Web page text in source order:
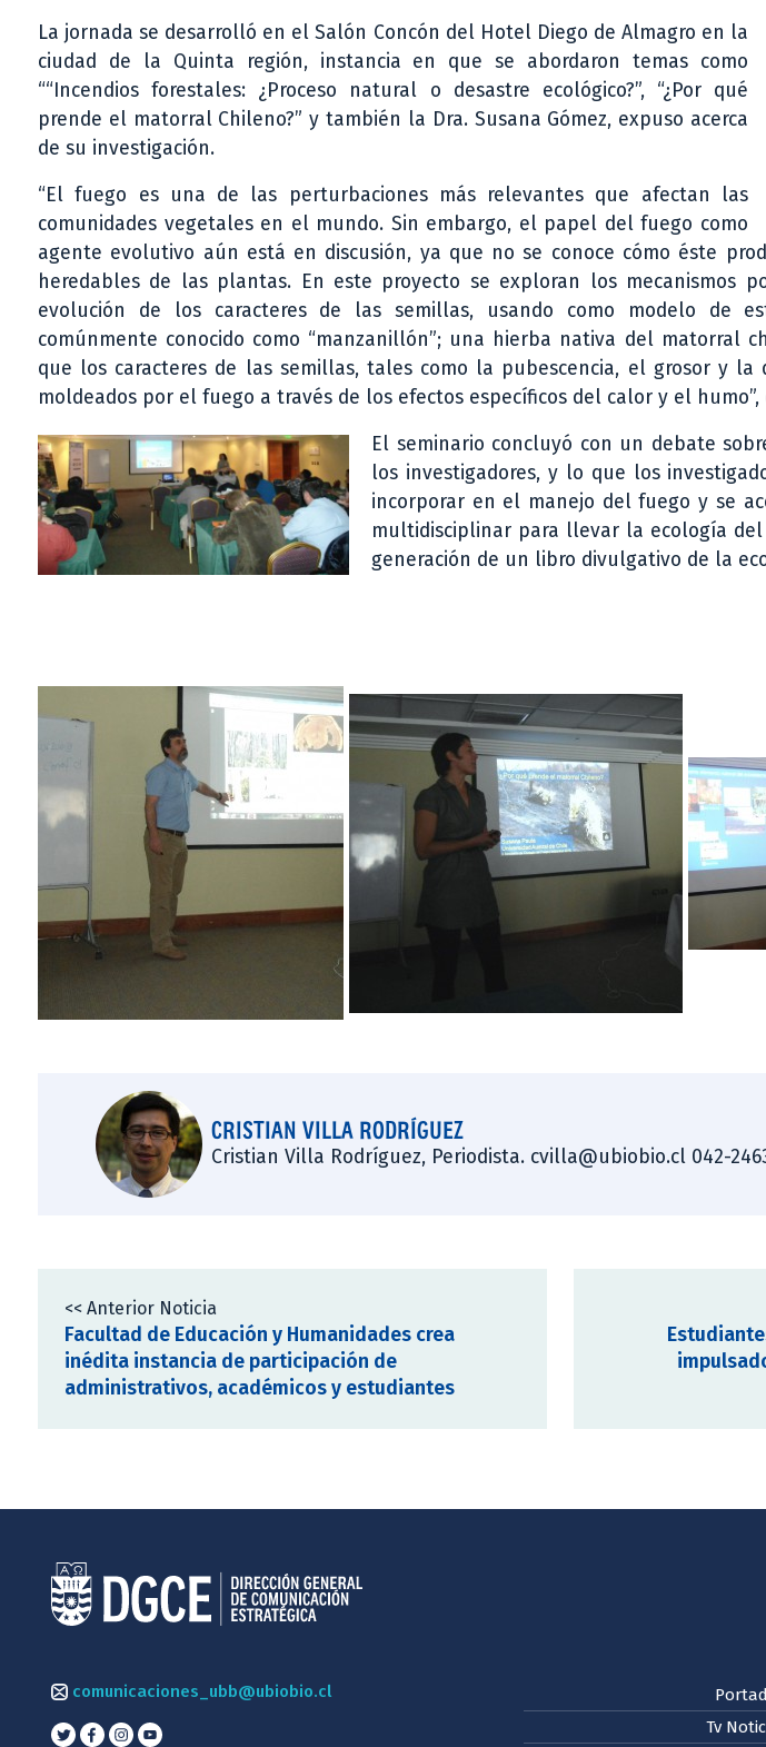
La jornada se desarrolló en el Salón Concón del Hotel Diego de Almagro en la
ciudad de la Quinta región, instancia en que se abordaron temas como
““Incendios forestales: ¿Proceso natural o desastre ecológico?”, “¿Por qué
prende el matorral Chileno?” y también la Dra. Susana Gómez, expuso acerca
de su investigación.
“El fuego es una de las perturbaciones más relevantes que afectan las
comunidades vegetales en el mundo. Sin embargo, el papel del fuego como
agente evolutivo aún está en discusión, ya que no se conoce cómo éste
heredables de las plantas. En este proyecto se exploran los mecanismos
evolución de los caracteres de las semillas, usando como modelo de
comúnmente conocido como “manzanillón”; una hierba nativa del matorral
que los caracteres de las semillas, tales como la pubescencia, el grosor y
moldeados por el fuego a través de los efectos específicos del calor y el
El seminario concluyó con un debate
los investigadores, y lo que los
incorporar en el manejo del fuego y se
multidisciplinar para llevar la ecología
generación de un libro divulgativo de la
CRISTIAN VILLA RODRÍGUEZ
Cristian Villa Rodríguez, Periodista. cvilla@ubiobio.cl 042-
<< Anterior Noticia
Facultad de Educación y Humanidades crea
inédita instancia de participación de
administrativos, académicos y estudiantes
comunicaciones_ubb@ubiobio.cl
Tv